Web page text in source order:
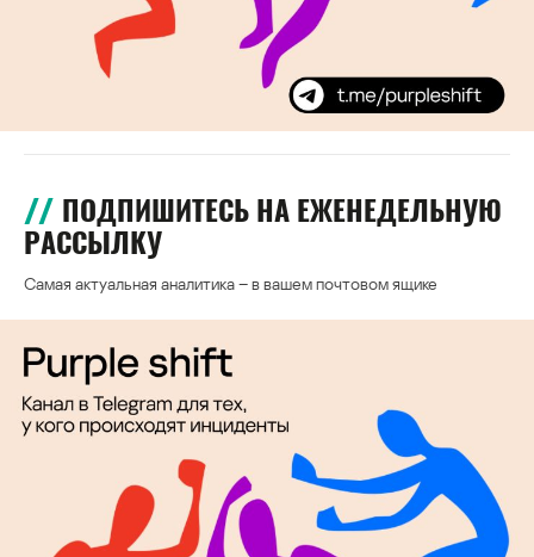
ПОДПИШИТЕСЬ НА ЕЖЕНЕДЕЛЬНУЮ
РАССЫЛКУ
Самая актуальная аналитика – в вашем почтовом ящике